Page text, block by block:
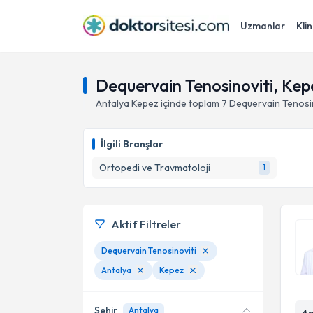
Uzmanlar
Dequervain Tenosinoviti,
Antalya Kepez içinde toplam 7 Dequervain
İlgili Branşlar
Ortopedi ve Travmatoloji
1
Aktif Filtreler
Dequervain Tenosinoviti
Antalya
Kepez
Şehir Antalya